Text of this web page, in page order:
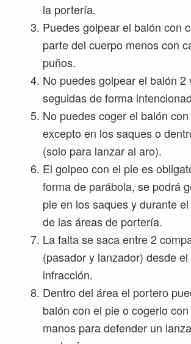
la portería.
Puedes golpear el balón con
parte del cuerpo menos con
puños.
No puedes golpear el balón 2
seguidas de forma
No puedes coger el balón
excepto en los saques o
(solo para lanzar al aro).
El golpeo con el pie es
forma de parábola, se podrá
pie en los saques y durante
de las áreas de portería.
La falta se saca entre 2
(pasador y lanzador) desde
infracción.
Dentro del área el portero
balón con el pie o cogerlo
manos para defender un